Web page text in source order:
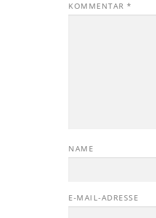
KOMMENTAR *
NAME
E-MAIL-ADRESSE